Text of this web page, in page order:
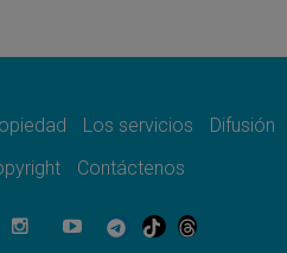
servicio del Evangelio
dar voz a las religiosas en el
de empoderamiento
Los servicios
Difusión
Contáctenos